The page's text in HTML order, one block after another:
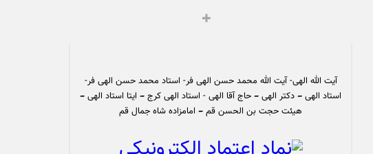
آیت الله الهی- آیت الله محمد حسن الهی فر- استاد محمد حسن الهی فر-
استاد الهی – دکتر الهی – حاج آقا الهی - استاد الهی کرج – ایتا استاد الهی –
هیئت حجت بن الحسن قم – امامزاده شاه جمال قم